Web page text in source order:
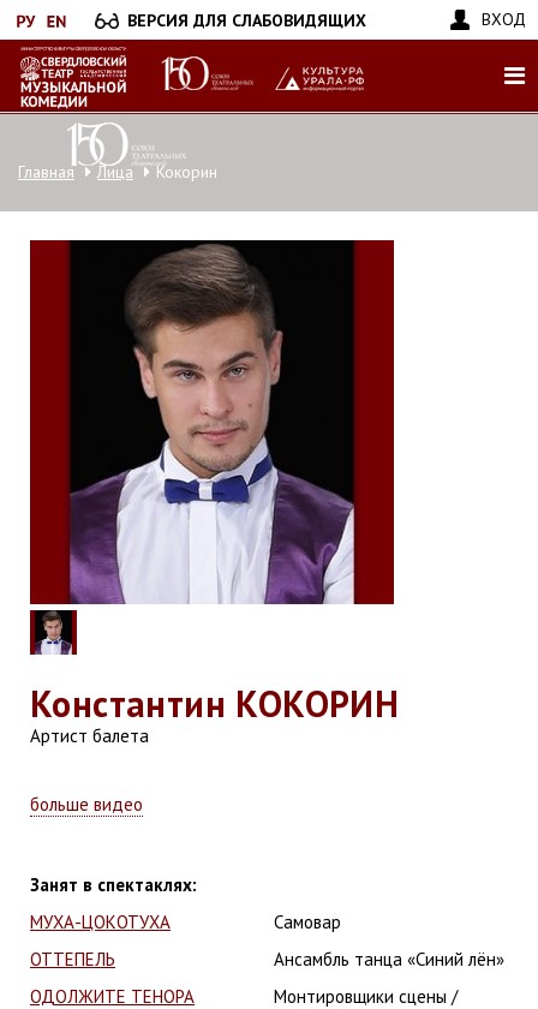
Перейти
к
основному
содержанию
ВЕРСИЯ ДЛЯ СЛАБОВИДЯЩИХ ВХОД
Главная Лица Кокорин
Константин КОКОРИН
Артист балета
больше видео
Занят в спектаклях:
МУХА-ЦОКОТУХА
Самовар
ОТТЕПЕЛЬ
Ансамбль танца «Синий лён»
ОДОЛЖИТЕ ТЕНОРА
Монтировщики сцены /